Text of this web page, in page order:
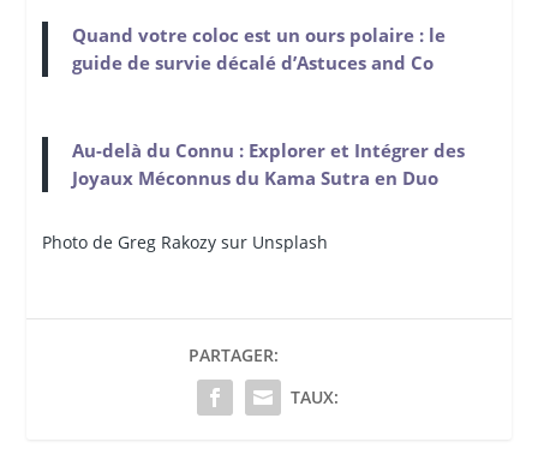
Quand votre coloc est un ours polaire : le
guide de survie décalé d’Astuces and Co
Au-delà du Connu : Explorer et Intégrer des
Joyaux Méconnus du Kama Sutra en Duo
Photo de Greg Rakozy sur Unsplash
PARTAGER:
TAUX: